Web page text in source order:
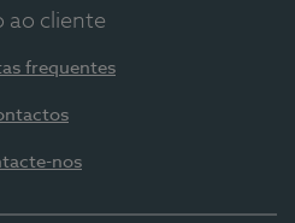
ao cliente
frequentes
nos